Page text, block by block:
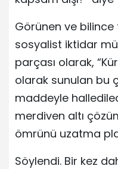
Görünen ve bilince
sosyalist iktidar
parçası olarak,
olarak sunulan bu
maddeyle
merdiven altı
ömrünü uzatma
Söylendi. Bir kez